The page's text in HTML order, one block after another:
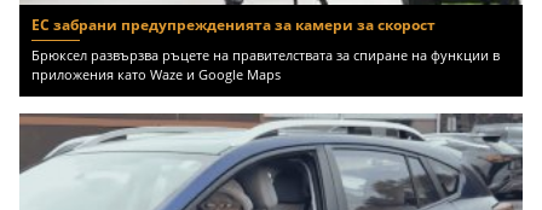
ЕС забрани предупрежденията за камери за скорост
Брюксел развързва ръцете на правителствата за спиране на функции в
приложения като Waze и Google Maps